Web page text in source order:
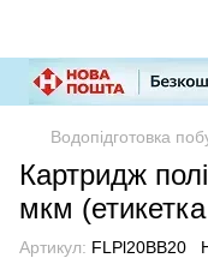
Водопідготовка
Картридж
мкм
Артикул: FLPl20ВВ20